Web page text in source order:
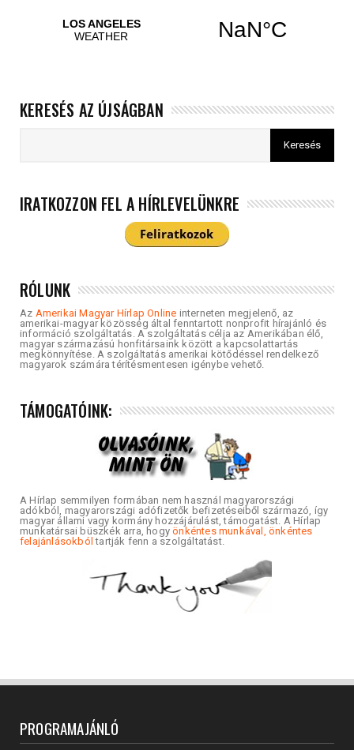
KERESÉS AZ ÚJSÁGBAN
IRATKOZZON FEL A HÍRLEVELÜNKRE
RÓLUNK
Az Amerikai Magyar Hírlap Online interneten megjelenő, az
amerikai-magyar közösség által fenntartott nonprofit hírajánló és
információ szolgáltatás. A szolgáltatás célja az Amerikában élő,
magyar származású honfitársaink között a kapcsolattartás
megkönnyítése. A szolgáltatás amerikai kötődéssel rendelkező
magyarok számára térítésmentesen igénybe vehető.
TÁMOGATÓINK:
A Hírlap semmilyen formában nem használ magyarországi
adókból, magyarországi adófizetők befizetéseiből származó, így
magyar állami vagy kormány hozzájárulást, támogatást. A Hírlap
munkatársai büszkék arra, hogyönkéntes munkával, önkéntes
felajánlásokból tartják fenn a szolgáltatást.
PROGRAMAJÁNLÓ